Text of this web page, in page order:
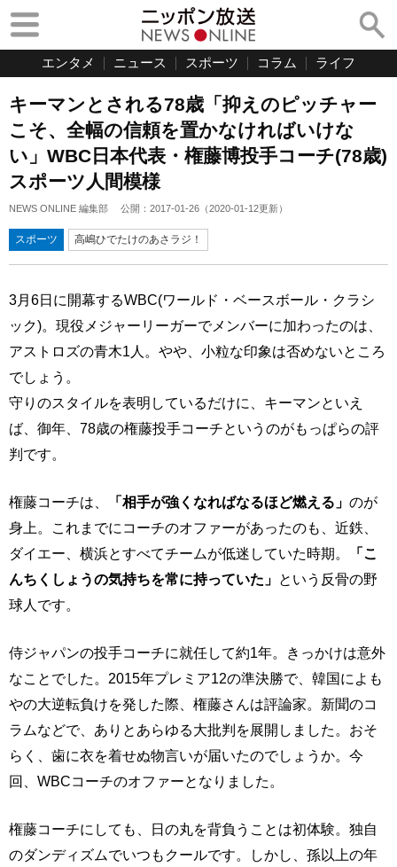
エンタメ ニュース スポーツ コラム ライフ
キーマンとされる78歳「抑えのピッチャー
こそ、全幅の信頼を置かなければいけな
い」WBC日本代表・権藤博投手コーチ(78歳)
スポーツ人間模様
NEWS ONLINE 編集部 公開： 2017-01-26 （2020-01-12更新）
スポーツ 高嶋ひでたけのあさラジ！
3月6日に開幕するWBC(ワールド・ベースボール・クラシ
ック)。現役メジャーリーガーでメンバーに加わったのは、
アストロズの青木1人。やや、小粒な印象は否めないところ
でしょう。
守りのスタイルを表明しているだけに、キーマンといえ
ば、御年、78歳の権藤投手コーチというのがもっぱらの評
判です。
権藤コーチは、 「相手が強くなればなるほど燃える」 のが
身上。これまでにコーチのオファーがあったのも、近鉄、
ダイエー、横浜とすべてチームが低迷していた時期。
「こ
んちくしょうの気持ちを常に持っていた」 という反骨の野
球人です。
侍ジャパンの投手コーチに就任して約1年。きっかけは意外
なことでした。2015年プレミア12の準決勝で、韓国によも
やの大逆転負けを発した際、権藤さんは評論家。新聞のコ
ラムなどで、ありとあらゆる大批判を展開しました。おそ
らく、歯に衣を着せぬ物言いが届いたのでしょうか。今
回、WBCコーチのオファーとなりました。
権藤コーチにしても、日の丸を背負うことは初体験。独自
のダンディズムでいつもクールです。しかし、孫以上の年